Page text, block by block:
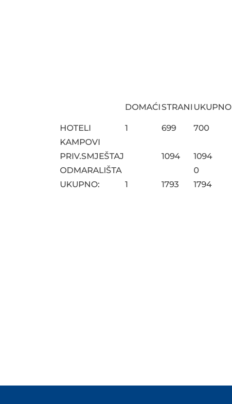
DOMAĆISTRANI UKUPNO
HOTELI
1 699
700
KAMPOVI
PRIV.SMJEŠTAJ
1094
1094
ODMARALIŠTA
0
UKUPNO:
1 1793 1794